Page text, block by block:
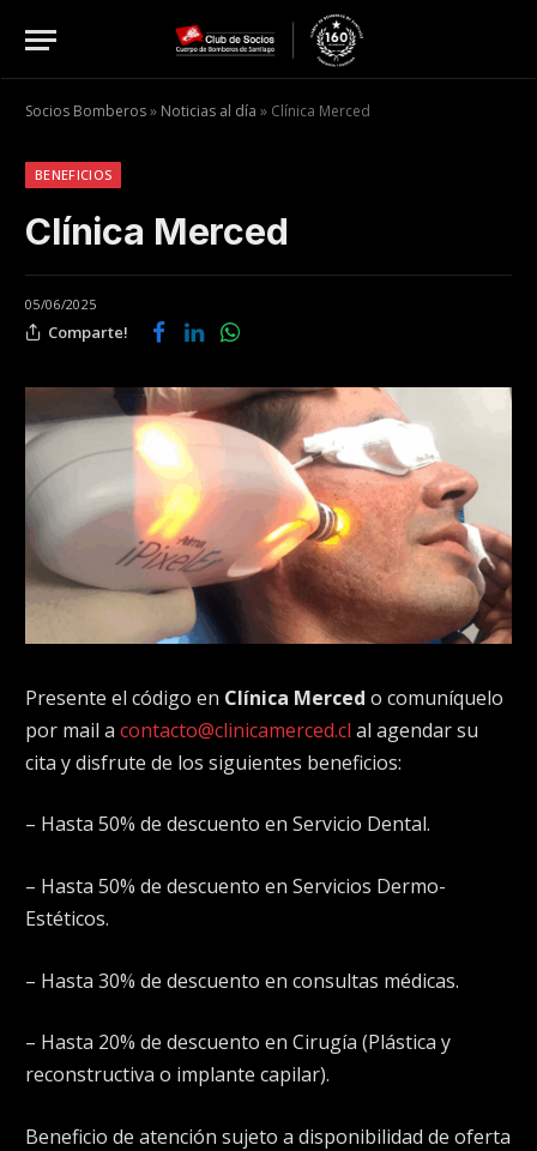
Socios Bomberos» Noticias al día » Clínica Merced
BENEFICIOS
Clínica Merced
05/06/2025
Comparte!
Presente el código en Clínica Merced o comuníquelo
por mail a contacto@clinicamerced.cl al agendar su
cita y disfrute de los siguientes beneficios:
– Hasta 50% de descuento en Servicio Dental.
– Hasta 50% de descuento en Servicios Dermo-
Estéticos.
– Hasta 30% de descuento en consultas médicas.
– Hasta 20% de descuento en Cirugía (Plástica y
reconstructiva o implante capilar).
Beneficio de atención sujeto a disponibilidad de oferta